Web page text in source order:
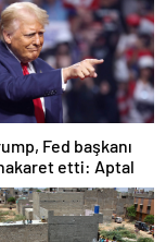
Fed başkanı
etti: Aptal